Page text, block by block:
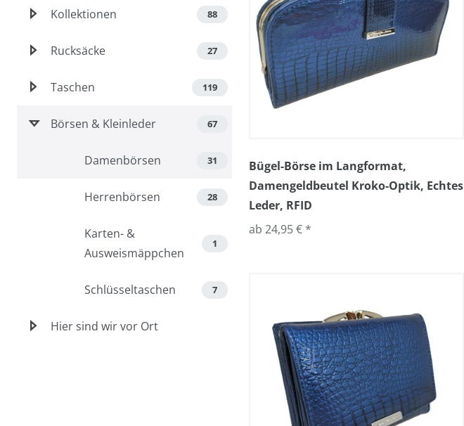
Kollektionen 88
Rucksäcke 27
Taschen 119
Börsen & Kleinleder 67
Damenbörsen 31
Herrenbörsen 28
Karten- &
Ausweismäppchen
1
Schlüsseltaschen 7
Hier sind wir vor Ort
Bügel-Börse im Langformat,
Damengeldbeutel Kroko-Optik, Echtes
Leder, RFID
ab 24,95 € *